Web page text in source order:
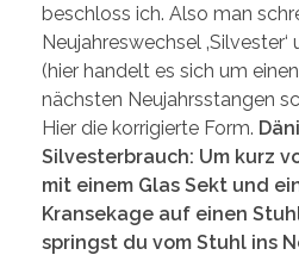
beschloss ich. Also man
Neujahreswechsel ‚Silvester‘
(hier handelt es sich um
nächsten Neujahrsstangen
Hier die korrigierte Form.
Silvesterbrauch: Um kurz
mit einem Glas Sekt und
Kransekage auf einen
springst du vom Stuhl ins